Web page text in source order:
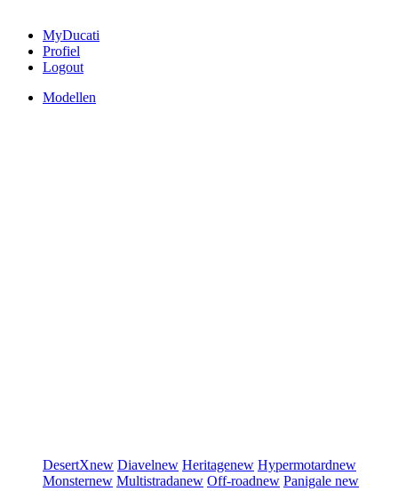
MyDucati
Profiel
Logout
Modellen
DesertXnew Diavelnew Heritagenew Hypermotardnew
Monsternew Multistradanew Off-roadnew Panigale new